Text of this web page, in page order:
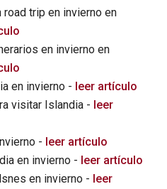
road trip en invierno en
en invierno en
en invierno - leer artículo
visitar Islandia - leer
- leer artículo
en invierno - leer artículo
en invierno - leer